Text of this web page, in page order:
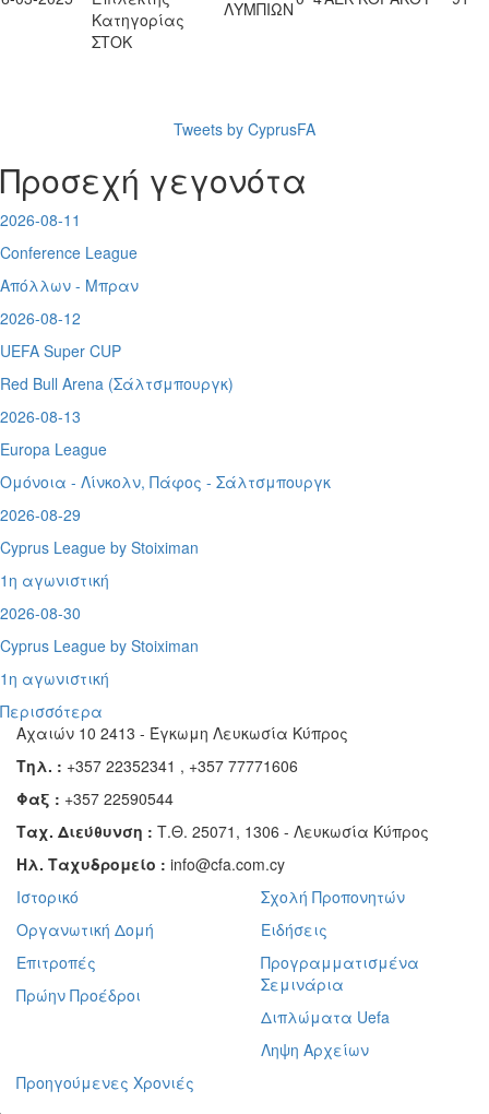
Κατηγορίας
ΣΤΟΚ
ΛΥΜΠΙΩΝ
Tweets by CyprusFA
Προσεχή γεγονότα
2026-08-11
Conference League
Απόλλων - Μπραν
2026-08-12
UEFA Super CUP
Red Bull Arena (Σάλτσμπουργκ)
2026-08-13
Europa League
Ομόνοια - Λίνκολν, Πάφος - Σάλτσμπουργκ
2026-08-29
Cyprus League by Stoiximan
1η αγωνιστική
2026-08-30
Cyprus League by Stoiximan
1η αγωνιστική
Περισσότερα
Αχαιών 10 2413 - Έγκωμη Λευκωσία Κύπρος
Τηλ. : +357 22352341 , +357 77771606
Φαξ : +357 22590544
Ταχ. Διεύθυνση : Τ.Θ. 25071, 1306 - Λευκωσία Κύπρος
Ηλ. Ταχυδρομείο : info@cfa.com.cy
Ιστορικό
Οργανωτική Δομή
Επιτροπές
Πρώην Προέδροι
Σχολή Προπονητών
Ειδήσεις
Προγραμματισμένα
Σεμινάρια
Διπλώματα Uefa
Ληψη Αρχείων
Προηγούμενες Χρονιές